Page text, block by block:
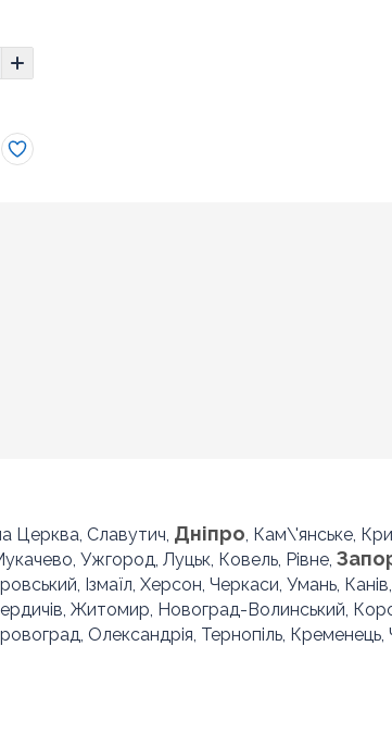
Церква, Славутич, Дніпро, Кам\'янське,
Ужгород, Луцьк, Ковель, Рівне,
Ізмаїл, Херсон, Черкаси, Умань, Канів,
Житомир, Новоград-Волинський,
Олександрія, Тернопіль, Кременець,